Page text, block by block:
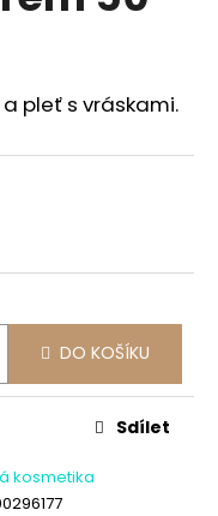
pleť s vráskami.
DO KOŠÍKU
kosmetika
Sdílet